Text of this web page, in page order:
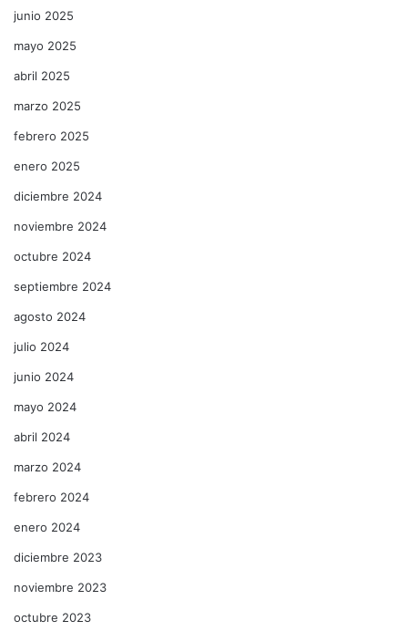
junio 2025
mayo 2025
abril 2025
marzo 2025
febrero 2025
enero 2025
diciembre 2024
noviembre 2024
octubre 2024
septiembre 2024
agosto 2024
julio 2024
junio 2024
mayo 2024
abril 2024
marzo 2024
febrero 2024
enero 2024
diciembre 2023
noviembre 2023
octubre 2023